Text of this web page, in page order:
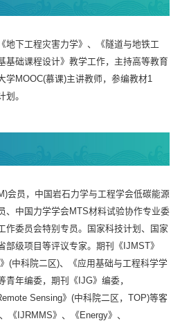
地下工程灾害力学》、《隧道与地铁工
基础课程设计》教学工作，主持高等教育
学MOOC(慕课)主讲教师，参编教材1
。
会员，中国岩石力学与工程学会低碳能源
、中国力学学会MTS材料试验协作专业委
作委员会特别专员。国家科技计划、国家
部级项目等评议专家。期刊《IJMST》
(中科院二区)、《应用基础与工程科学学
年编委，期刊《IJG》编委，
Sensing》(中科院二区，TOP)等客
《IJRMMS》、《Energy》、